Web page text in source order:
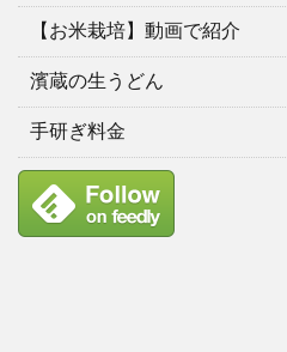
【お米栽培】動画で紹介
濱蔵の生うどん
手研ぎ料金